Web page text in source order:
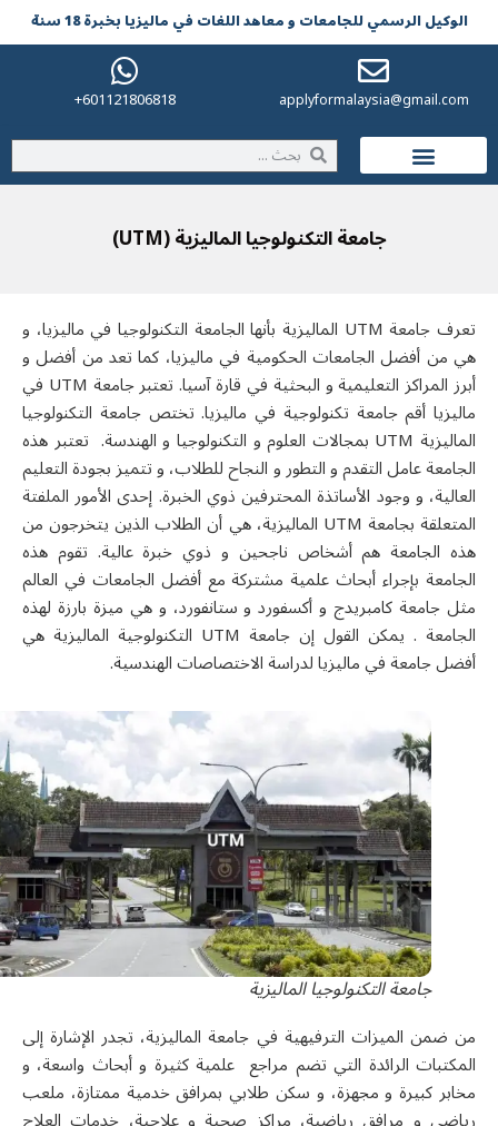
الوکیل الرسمي للجامعات و معاهد اللغات في مالیزیا بخبرة 18 سنة
applyformalaysia@gmail.com
601121806818+
جامعة التكنولوجيا الماليزية (UTM)
تعرف جامعةUTMالماليزية بأنها الجامعة التكنولوجيا في ماليزيا، و
هي من أفضل الجامعات الحكومية في ماليزيا، كما تعد من أفضل و
أبرز المراكز التعليمية و البحثية في قارة آسيا. تعتبر جامعةUTMفي
مالیزیا أقم جامعة تكنولوجية في ماليزيا. تختصجامعة التكنولوجيا
الماليزية UTM بمجالاتالعلوم و التكنولوجيا و الهندسة. تعتبر هذه
الجامعة عامل التقدم و التطور و النجاح للطلاب، و تتميز بجودة التعليم
العالية، و وجود الأساتذة المحترفين ذوي الخبرة. إحدى الأمور الملفتة
المتعلقة بجامعةUTMالماليزية، هي أن الطلاب الذين يتخرجون من
هذه الجامعة هم أشخاص ناجحين و ذوي خبرة عالية. تقوم هذه
الجامعة بإجراء أبحاث علمية مشتركة مع أفضل الجامعات في العالم
مثل جامعة كامبريدج و أكسفورد و ستانفورد، و هي ميزة بارزة لهذه
الجامعة . يمكن القول إن جامعةUTMالتكنولوجية الماليزية هي
أفضل جامعة في ماليزيا لدراسة الاختصاصات الهندسية.
جامعة التكنولوجيا الماليزية
من ضمن الميزات الترفيهية في جامعة الماليزية، تجدر الإشارة إلى
المكتبات الرائدة التي تضم مراجع علمية كثيرة و أبحاث واسعة، و
مخابر كبيرة و مجهزة، و سكن طلابي بمرافق خدمية ممتازة، ملعب